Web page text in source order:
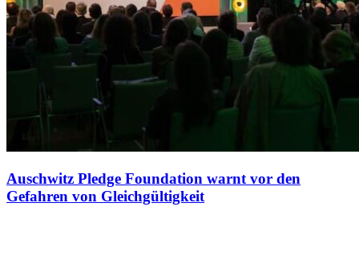
Auschwitz Pledge Foundation warnt vor den
Gefahren von Gleichgültigkeit